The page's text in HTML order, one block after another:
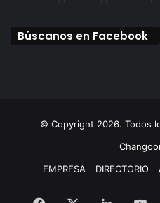
Búscanos en Facebook
© Copyright 2026. Todos
EMPRESA
DIRECTORIO